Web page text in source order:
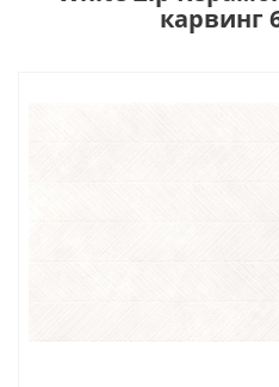
карвинг